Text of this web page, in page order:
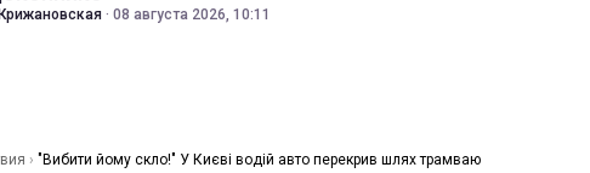
· 08 августа 2026, 10:11
› "Вибити йому скло!" У Києві водій авто перекрив шлях трамваю